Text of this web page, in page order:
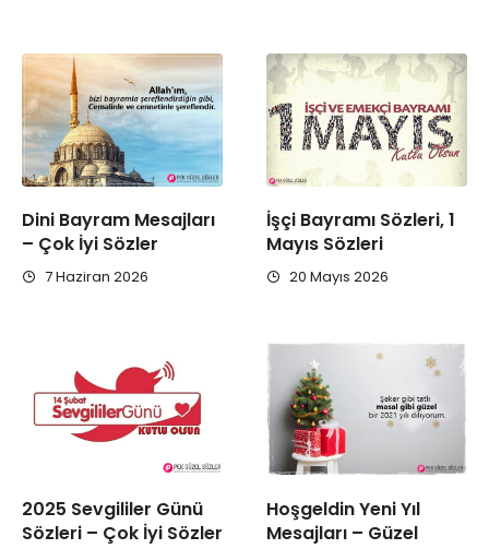
Dini Bayram Mesajları
– Çok İyi Sözler
7 Haziran 2026
İşçi Bayramı Sözleri, 1
Mayıs Sözleri
20 Mayıs 2026
2025 Sevgililer Günü
Sözleri – Çok İyi Sözler
Hoşgeldin Yeni Yıl
Mesajları – Güzel